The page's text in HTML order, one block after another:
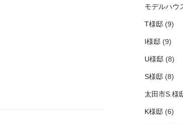
モデルハウ
T様邸 (9)
I様邸 (9)
U様邸 (8)
S様邸 (8)
太田市S.様
K様邸 (6)